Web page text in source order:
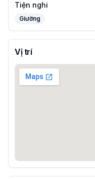
Tiện nghi
Giường
Vị trí